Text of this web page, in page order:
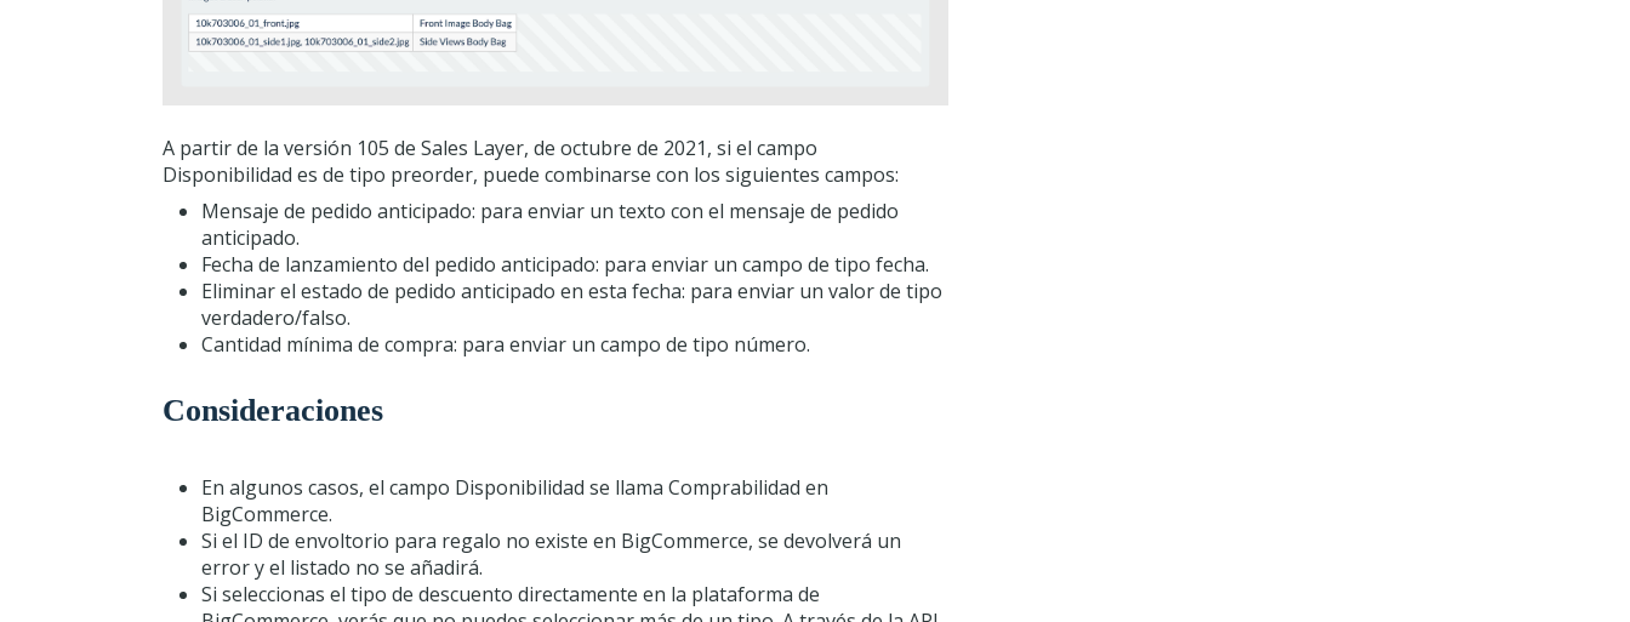
A partir de la versión 105 de Sales Layer, de octubre de 2021, si el campo
Disponibilidad es de tipo preorder, puede combinarse con los siguientes campos:
Mensaje de pedido anticipado: para enviar un texto con el mensaje de pedido
anticipado.
Fecha de lanzamiento del pedido anticipado: para enviar un campo de tipo fecha.
Eliminar el estado de pedido anticipado en esta fecha: para enviar un valor de tipo
verdadero/falso.
Cantidad mínima de compra: para enviar un campo de tipo número.
Consideraciones
En algunos casos, el campo Disponibilidad se llama Comprabilidad en
BigCommerce.
Si el ID de envoltorio para regalo no existe en BigCommerce, se devolverá un
error y el listado no se añadirá.
Si seleccionas el tipo de descuento directamente en la plataforma de